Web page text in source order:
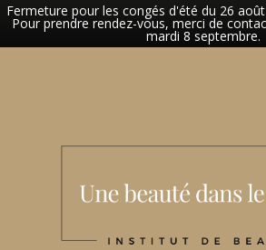
Fermeture pour les congés d'été du 26
Pour prendre rendez-vous, merci de
mardi 8 septembre.